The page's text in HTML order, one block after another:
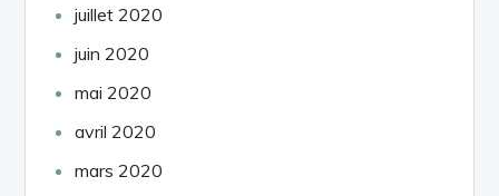
juillet 2020
juin 2020
mai 2020
avril 2020
mars 2020